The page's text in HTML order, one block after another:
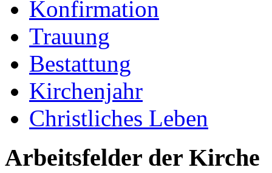
Konfirmation
Trauung
Bestattung
Kirchenjahr
Christliches Leben
Arbeitsfelder der Kirche